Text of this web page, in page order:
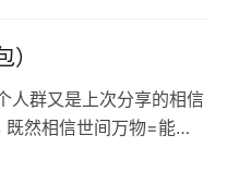
人群又是上次分享的相信
既然相信世间万物=能
，这个钱我们就能赚到